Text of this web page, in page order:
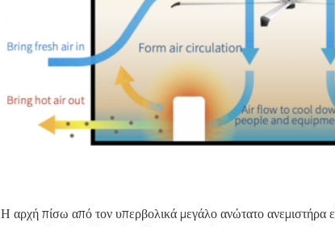
Η αρχή πίσω από τον υπερβολικά μεγάλο ανώτατο ανεμιστήρα